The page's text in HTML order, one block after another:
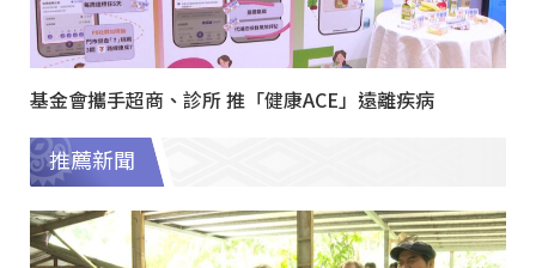
基金會攜手超商、診所 推「健康ACE」遠離疾病
推薦新聞